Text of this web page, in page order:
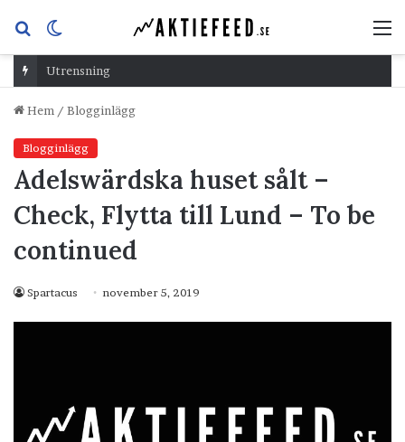
Sök
efterskin
Utrensning
Hem / Blogginlägg
Blogginlägg
Adelswärdska huset sålt –
Check, Flytta till Lund – To be
continued
Spartacus november 5, 2019